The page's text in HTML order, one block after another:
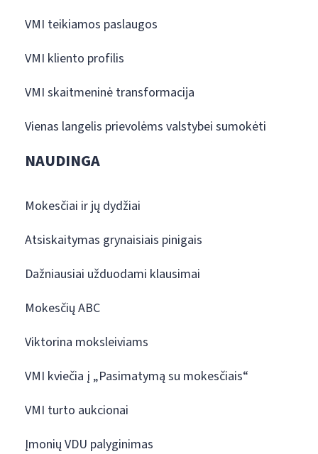
VMI teikiamos paslaugos
VMI kliento profilis
VMI skaitmeninė transformacija
Vienas langelis prievolėms valstybei sumokėti
NAUDINGA
Mokesčiai ir jų dydžiai
Atsiskaitymas grynaisiais pinigais
Dažniausiai užduodami klausimai
Mokesčių ABC
Viktorina moksleiviams
VMI kviečia į „Pasimatymą su mokesčiais“
VMI turto aukcionai
Įmonių VDU palyginimas